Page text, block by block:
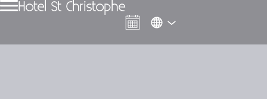
Hotel St Christophe